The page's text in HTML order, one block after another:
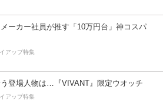
メーカー社員が推す「10万円台」神コスパ
アップ特集
登場人物は…『VIVANT』限定ウオッチ
アップ特集